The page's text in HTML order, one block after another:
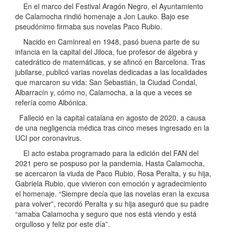
En el marco del Festival Aragón Negro, el Ayuntamiento
de Calamocha rindió homenaje a Jon Lauko. Bajo ese
pseudónimo firmaba sus novelas Paco Rubio.
Nacido en Caminreal en 1948, pasó buena parte de su
infancia en la capital del Jiloca, fue profesor de álgebra y
catedrático de matemáticas, y se afincó en Barcelona. Tras
jubilarse, publicó varias novelas dedicadas a las localidades
que marcaron su vida: San Sebastián, la Ciudad Condal,
Albarracín y, cómo no, Calamocha, a la que a veces se
refería como Albónica.
Falleció en la capital catalana en agosto de 2020, a causa
de una negligencia médica tras cinco meses ingresado en la
UCI por coronavirus.
El acto estaba programado para la edición del FAN del
2021 pero se pospuso por la pandemia. Hasta Calamocha,
se acercaron la viuda de Paco Rubio, Rosa Peralta, y su hija,
Gabriela Rubio, que vivieron con emoción y agradecimiento
el homenaje. “Siempre decía que las novelas eran la excusa
para volver”, recordó Peralta y su hija aseguró que su padre
“amaba Calamocha y seguro que nos está viendo y está
orgulloso y feliz por este día”.